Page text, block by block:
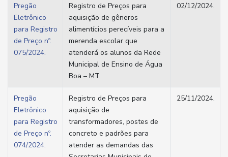
Pregão
Eletrônico
para Registro
de Preço nº.
075/2024.
Registro de Preços para
aquisição de gêneros
alimentícios perecíveis para a
merenda escolar que
atenderá os alunos da Rede
Municipal de Ensino de Água
Boa – MT.
02/12/2024.
Pregão
Eletrônico
para Registro
de Preço nº.
074/2024.
Registro de Preços para
aquisição de
transformadores, postes de
concreto e padrões para
atender as demandas das
25/11/2024.